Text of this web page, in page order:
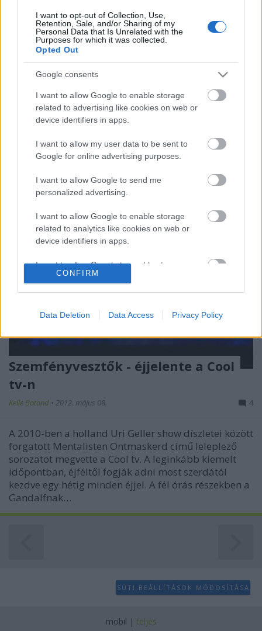
I want to opt-out of Collection, Use,
Retention, Sale, and/or Sharing of my
Personal Data that Is Unrelated with the
Purposes for which it was collected.
Opted Out
Google consents
I want to allow Google to enable storage
related to advertising like cookies on web or
device identifiers in apps.
I want to allow my user data to be sent to
Google for online advertising purposes.
I want to allow Google to send me
personalized advertising.
I want to allow Google to enable storage
related to analytics like cookies on web or
device identifiers in apps.
I want to allow Google to enable storage
related to functionality of the website or app.
related to personalization.
I want to allow Google to enable storage
related to security, including authentication
functionality and fraud prevention, and other
user protection.
CONFIRM
Data Deletion Data Access Privacy Policy
Hogyan értékeljük a munkánkat és
másokét
Boldog Péter•2012. május 08.
A napokban jelent meg egy írás egy magyar
fotósblogon, amelynek témája véleményem szerint
nagyon fontos és aktuális lehet nekünk bűvészeknek
válaszképpen írt egy sablon levelet, melyet végül
publikált az interneten. Az…
Szemfényvesztők - éjjelente a Cool
tv-n
Kelle Botond • 2012. május 08. 4
A 2010-ben a holland Uri Geller show díszletei között
forgatott Mentalisten Ontmaskerd című leleplező
sorozatot megvette a Cool tv. A leginkább kiemelt
időpontban, éjféltől fogják adni most szerdától
kezdve egy hétig minden éjjel. A fél órás részekben a
Gandalfnak…
SÜTI BEÁLLÍTÁSOK MÓDOSÍTÁSA
mobil | teljes